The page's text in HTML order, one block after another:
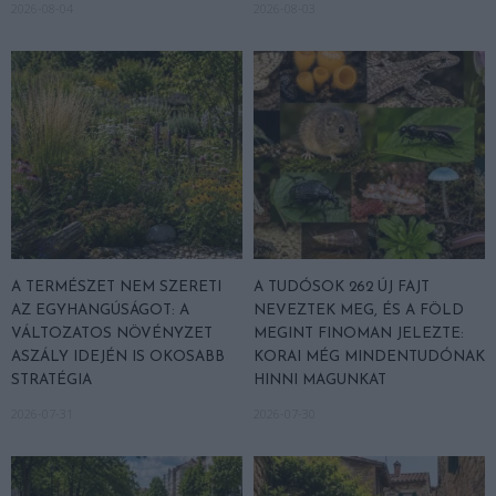
A TERMÉSZET NEM SZERETI
AZ EGYHANGÚSÁGOT: A
VÁLTOZATOS NÖVÉNYZET
ASZÁLY IDEJÉN IS OKOSABB
STRATÉGIA
A TUDÓSOK 262 ÚJ FAJT
NEVEZTEK MEG, ÉS A FÖLD
MEGINT FINOMAN JELEZTE:
KORAI MÉG MINDENTUDÓNAK
HINNI MAGUNKAT